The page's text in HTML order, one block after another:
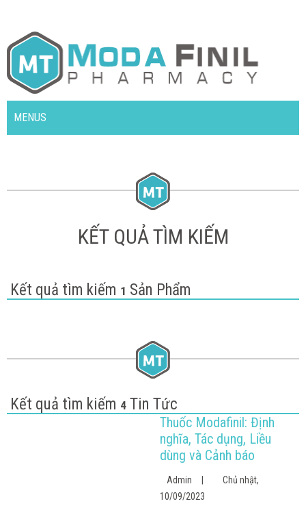
MENUS
KẾT QUẢ TÌM KIẾM
Kết quả tìm kiếm 1 Sản Phẩm
Kết quả tìm kiếm 4 Tin Tức
Thuốc Modafinil: Định
nghĩa, Tác dụng, Liều
dùng và Cảnh báo
Admin |
Chủ nhật,
10/09/2023